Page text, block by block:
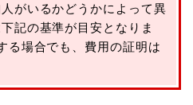
がいるかどうかによって異
記の基準が目安となりま
る場合でも、費用の証明は